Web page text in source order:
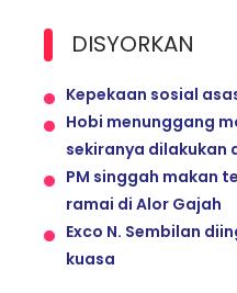
DISYORKAN
Kepekaan sosial
Hobi menunggang
sekiranya dilakukan
PM singgah makan
ramai di Alor Gajah
Exco N. Sembilan
kuasa